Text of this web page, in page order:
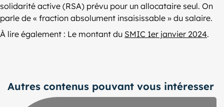
solidarité active (RSA) prévu pour un allocataire seul. On
parle de « fraction absolument insaisissable » du salaire.
À lire également : Le montant du SMIC 1er janvier 2024.
Autres contenus pouvant vous intéresser